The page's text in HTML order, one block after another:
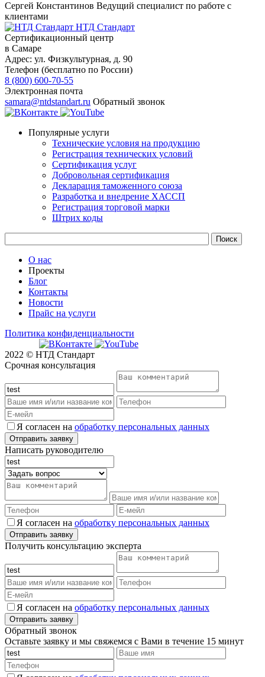
Сергей Константинов Ведущий специалист по работе с
клиентами
НТД Стандарт
Сертификационный центр
в Самаре
Адрес: ул. Физкультурная, д. 90
Телефон (бесплатно по России)
8 (800) 600-70-55
Электронная почта
samara@ntdstandart.ru Обратный звонок
Популярные услуги
Технические условия на продукцию
Регистрация технических условий
Сертификация услуг
Добровольная сертификация
Декларация таможенного союза
Разработка и внедрение ХАССП
Регистрация торговой марки
Штрих коды
О нас
Проекты
Блог
Контакты
Новости
Прайс на услуги
Политика конфиденциальности
2022 © НТД Стандарт
Срочная консультация
Я согласен на обработку персональных данных
Написать руководителю
Я согласен на обработку персональных данных
Получить консультацию эксперта
Я согласен на обработку персональных данных
Обратный звонок
Оставьте заявку и мы свяжемся с Вами в течение 15 минут